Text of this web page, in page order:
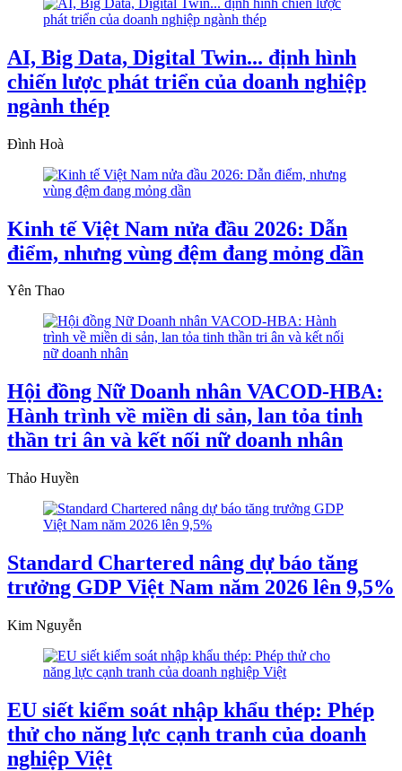
AI, Big Data, Digital Twin... định hình
chiến lược phát triển của doanh nghiệp
ngành thép
Đình Hoà
Kinh tế Việt Nam nửa đầu 2026: Dẫn
điểm, nhưng vùng đệm đang mỏng dần
Yên Thao
Hội đồng Nữ Doanh nhân VACOD-HBA:
Hành trình về miền di sản, lan tỏa tinh
thần tri ân và kết nối nữ doanh nhân
Thảo Huyền
Standard Chartered nâng dự báo tăng
trưởng GDP Việt Nam năm 2026 lên 9,5%
Kim Nguyễn
EU siết kiểm soát nhập khẩu thép: Phép
thử cho năng lực cạnh tranh của doanh
nghiệp Việt